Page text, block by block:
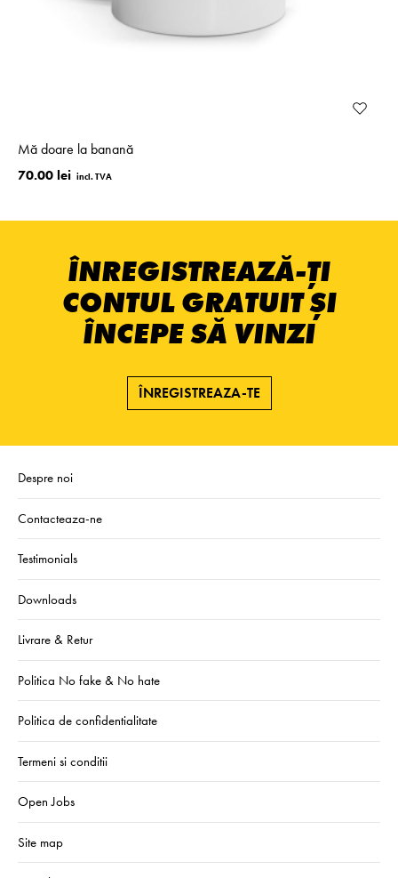
Mă doare la banană
70.00 lei
ÎNREGISTREAZĂ-ȚI
CONTUL GRATUIT ȘI
ÎNCEPE SĂ VINZI
ÎNREGISTREAZA-TE
Despre noi
Contacteaza-ne
Testimonials
Downloads
Livrare & Retur
Politica No fake & No hate
Politica de confidentialitate
Termeni si conditii
Open Jobs
Site map